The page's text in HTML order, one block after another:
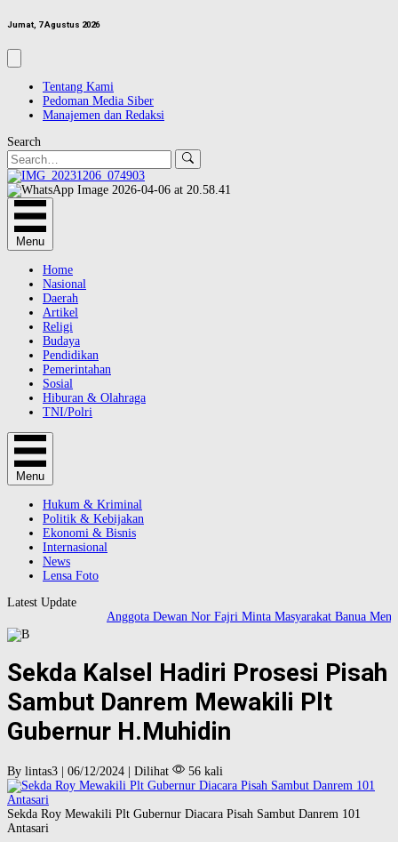
Jumat, 7 Agustus 2026
Tentang Kami
Pedoman Media Siber
Manajemen dan Redaksi
Search
Menu
Home
Nasional
Daerah
Artikel
Religi
Budaya
Pendidikan
Pemerintahan
Sosial
Hiburan & Olahraga
TNI/Polri
Menu
Hukum & Kriminal
Politik & Kebijakan
Ekonomi & Bisnis
Internasional
News
Lensa Foto
Latest Update
Anggota Dewan Nor Fajri Minta Masyarakat Banua
Sekda Kalsel Hadiri Prosesi Pisah
Sambut Danrem Mewakili Plt
Gubernur H.Muhidin
By lintas3 | 06/12/2024 | Dilihat 56 kali
Sekda Roy Mewakili Plt Gubernur Diacara Pisah Sambut Danrem 101
Antasari